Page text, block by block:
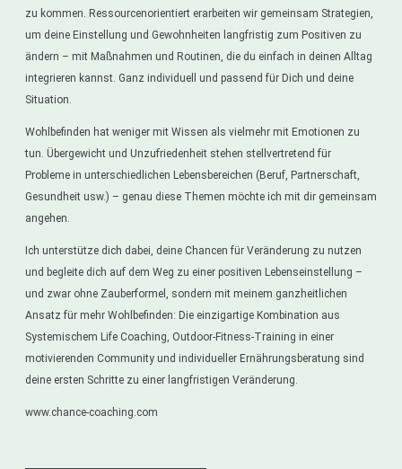
zu kommen. Ressourcenorientiert erarbeiten wir gemeinsam Strategien,
um deine Einstellung und Gewohnheiten langfristig zum Positiven zu
ändern – mit Maßnahmen und Routinen, die du einfach in deinen Alltag
integrieren kannst. Ganz individuell und passend für Dich und deine
Situation.
Wohlbefinden hat weniger mit Wissen als vielmehr mit Emotionen zu
tun. Übergewicht und Unzufriedenheit stehen stellvertretend für
Probleme in unterschiedlichen Lebensbereichen (Beruf, Partnerschaft,
Gesundheit usw.) – genau diese Themen möchte ich mit dir gemeinsam
angehen.
Ich unterstütze dich dabei, deine Chancen für Veränderung zu nutzen
und begleite dich auf dem Weg zu einer positiven Lebenseinstellung –
und zwar ohne Zauberformel, sondern mit meinem ganzheitlichen
Ansatz für mehr Wohlbefinden: Die einzigartige Kombination aus
Systemischem Life Coaching, Outdoor-Fitness-Training in einer
motivierenden Community und individueller Ernährungsberatung sind
deine ersten Schritte zu einer langfristigen Veränderung.
www.chance-coaching.com